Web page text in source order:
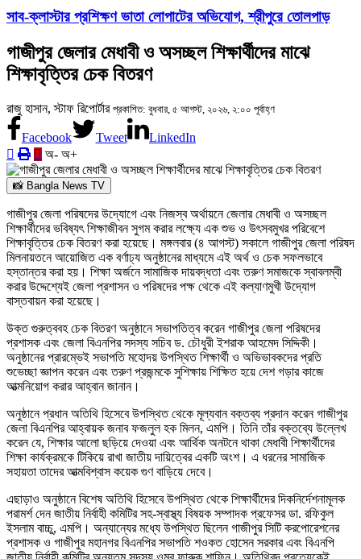
সাব-ক্লাস্টার প্রশিক্ষণ ভাতা লোপাটের অভিযোগ, শ্রীপুরে তোলপাড়
গাজীপুর জেলার মেধাবী ও অসচ্ছল শিক্ষার্থীদের মাঝে
শিক্ষাবৃত্তির চেক বিতরণ
রাজু হাসান, স্টাফ রিপোর্টার প্রকাশিত: বুধবার, ৫ আগস্ট, ২০২৬, ২:০০ পূর্বাহ্ণ
Facebook Tweet
LinkedIn
অ- অ+
📸 Bangla News TV
গাজীপুর জেলা পরিষদের উদ্যোগে এবং নিজস্ব অর্থায়নে জেলার মেধাবী ও অসচ্ছল
শিক্ষার্থীদের ভবিষ্যৎ শিক্ষাজীবন সুগম করার লক্ষ্যে এক শুভ ও উৎসবমুখর পরিবেশে
শিক্ষাবৃত্তির চেক বিতরণ করা হয়েছে। মঙ্গলবার (৪ আগস্ট) সকালে গাজীপুর জেলা পরিষদ
মিলনায়তনে আয়োজিত এক বর্ণাঢ্য অনুষ্ঠানের মাধ্যমে এই অর্থ ও চেক সফলভাবে
হস্তান্তর করা হয়। শিক্ষা অর্জনে সামাজিক দায়বদ্ধতা এবং তরুণ সমাজকে স্বাবলম্বী
করার উদ্দেশ্যেই জেলা প্রশাসন ও পরিষদের পক্ষ থেকে এই কল্যাণমুখী উদ্যোগ
বাস্তবায়ন করা হয়েছে।
উক্ত গুরুত্ববহ চেক বিতরণ অনুষ্ঠানে সভাপতিত্ব করেন গাজীপুর জেলা পরিষদের
প্রশাসক এবং জেলা বিএনপির সদস্য সচিব ড. চৌধুরী ইশরাক আহমেদ সিদ্দিকী।
অনুষ্ঠানের প্রারম্ভেই সভাপতি মহোদয় উপস্থিত শিক্ষার্থী ও অভিভাবকদের প্রতি
শুভেচ্ছা জ্ঞাপন করেন এবং তরুণ প্রজন্মকে সুশিক্ষায় শিক্ষিত হয়ে দেশ গড়ার কাজে
আত্মনিয়োগ করার আহ্বান জানান।
অনুষ্ঠানে প্রধান অতিথি হিসেবে উপস্থিত থেকে মূল্যবান বক্তব্য প্রদান করেন গাজীপুর
জেলা বিএনপির আহ্বায়ক জনাব ফজলুল হক মিলন, এমপি। তিনি তাঁর বক্তব্যে উল্লেখ
করেন যে, শিক্ষার আলো ছড়িয়ে দেওয়া এবং আর্থিক অনটনে থাকা মেধাবী শিক্ষার্থীদের
শিক্ষা কার্যক্রমকে টিকিয়ে রাখা জাতীয় দায়িত্বের একটি অংশ। এ ধরনের সামাজিক
সহায়তা তাদের আত্মবিশ্বাস কয়েক গুণ বাড়িয়ে দেবে।
এছাড়াও অনুষ্ঠানে বিশেষ অতিথি হিসেবে উপস্থিত থেকে শিক্ষার্থীদের দিকনির্দেশনামূলক
পরামর্শ দেন জাতীয় নির্বাহী কমিটির সহ-স্বাস্থ্য বিষয়ক সম্পাদক প্রফেসর ডা. রফিকুল
ইসলাম বাচ্চু, এমপি। অন্যান্যের মধ্যে উপস্থিত ছিলেন গাজীপুর সিটি করপোরেশনের
প্রশাসক ও গাজীপুর মহানগর বিএনপির সভাপতি শওকত হোসেন সরকার এবং বিএনপি